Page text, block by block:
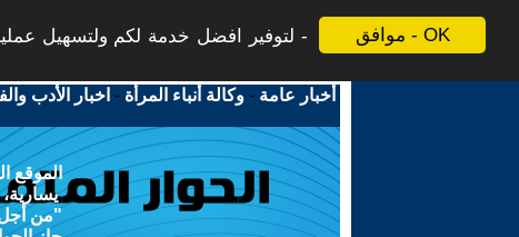
موافق - OK
لتوفير افضل خدمة لكم ولتسهيل
أخبار عامة -وكالة أنباء المرأة - اخبار الأدب
الموقع
يسارية،
"من أجل